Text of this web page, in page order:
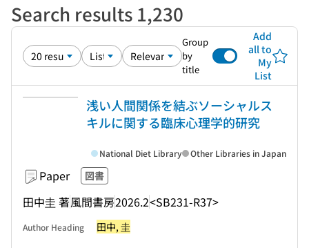
Search results 1,230
Group
by
title
Add
all to
My
List
浅い人間関係を結ぶソーシャルス
キルに関する臨床心理学的研究
Paper 図書
田中圭 著風間書房2026.2<SB231-R37>
National Diet Library Other Libraries in Japan
Author Heading 田中, 圭